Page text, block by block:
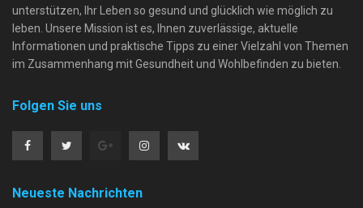
unterstützen, Ihr Leben so gesund und glücklich wie möglich zu
leben. Unsere Mission ist es, Ihnen zuverlässige, aktuelle
Informationen und praktische Tipps zu einer Vielzahl von Themen
im Zusammenhang mit Gesundheit und Wohlbefinden zu bieten.
Folgen Sie uns
Neueste Nachrichten